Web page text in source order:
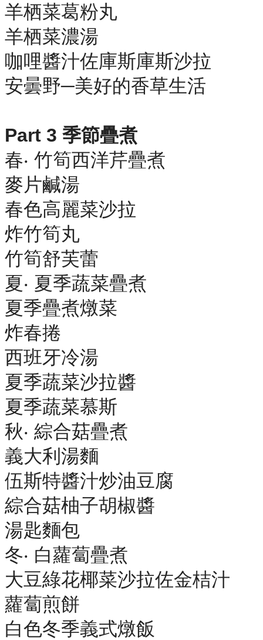
羊栖菜葛粉丸
羊栖菜濃湯
咖哩醬汁佐庫斯庫斯沙拉
安曇野─美好的香草生活
Part 3 季節疊煮
春‧ 竹筍西洋芹疊煮
麥片鹹湯
春色高麗菜沙拉
炸竹筍丸
竹筍舒芙蕾
夏‧ 夏季蔬菜疊煮
夏季疊煮燉菜
炸春捲
西班牙冷湯
夏季蔬菜沙拉醬
夏季蔬菜慕斯
秋‧ 綜合菇疊煮
義大利湯麵
伍斯特醬汁炒油豆腐
綜合菇柚子胡椒醬
湯匙麵包
冬‧ 白蘿蔔疊煮
大豆綠花椰菜沙拉佐金桔汁
蘿蔔煎餅
白色冬季義式燉飯